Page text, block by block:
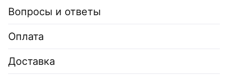
Вопросы и ответы
Оплата
Доставка